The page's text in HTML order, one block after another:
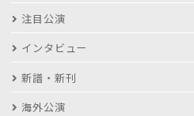
注目公演
インタビュー
新譜・新刊
海外公演